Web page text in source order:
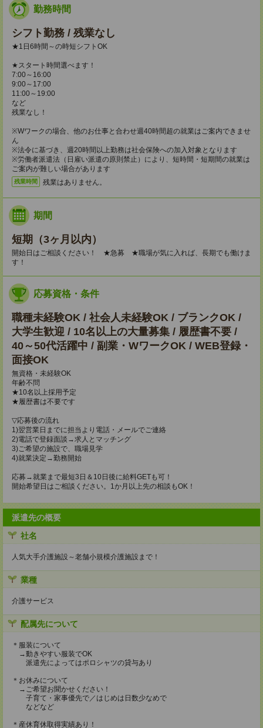
勤務時間
シフト勤務 / 残業なし
★1日6時間～の時短シフトOK
★スタート時間選べます！
7:00～16:00
9:00～17:00
11:00～19:00
など
残業なし！
※Wワークの場合、他のお仕事と合わせ週40時間超の就業はご案内できませ
ん
※法令に基づき、週20時間以上勤務は社会保険への加入対象となります
※労働者派遣法（日雇い派遣の原則禁止）により、短時間・短期間の就業は
ご案内が難しい場合があります
残業時間 残業はありません。
期間
短期（3ヶ月以内）
開始日はご相談ください！ ★急募 ★職場が気に入れば、長期でも働けま
す！
応募資格・条件
職種未経験OK / 社会人未経験OK / ブランクOK /
大学生歓迎 / 10名以上の大量募集 / 履歴書不要 /
40～50代活躍中 / 副業・WワークOK / WEB登録・
面接OK
無資格・未経験OK
年齢不問
★10名以上採用予定
★履歴書は不要です
▽応募後の流れ
1)翌営業日までに担当より電話・メールでご連絡
2)電話で登録面談→求人とマッチング
3)ご希望の施設で、職場見学
4)就業決定→勤務開始
応募→就業まで最短3日＆10日後に給料GETも可！
開始希望日はご相談ください。1か月以上先の相談もOK！
派遣先の概要
社名
人気大手介護施設～老舗小規模介護施設まで！
業種
介護サービス
配属先について
＊服装について
→動きやすい服装でOK
派遣先によってはポロシャツの貸与あり
＊お休みについて
→ご希望お聞かせください！
子育て・家事優先で／はじめは日数少なめで
などなど
＊産休育休取得実績あり！